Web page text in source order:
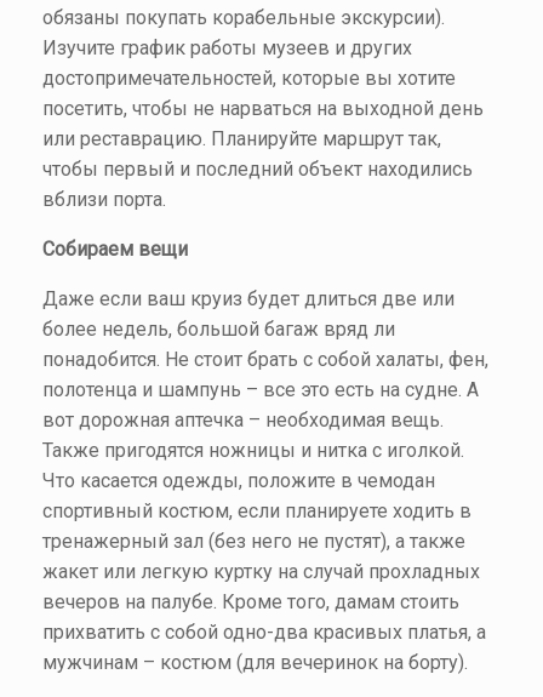
обязаны покупать корабельные экскурсии).
Изучите график работы музеев и других
достопримечательностей, которые вы хотите
посетить, чтобы не нарваться на выходной день
или реставрацию. Планируйте маршрут так,
чтобы первый и последний объект находились
вблизи порта.
Собираем вещи
Даже если ваш круиз будет длиться две или
более недель, большой багаж вряд ли
понадобится. Не стоит брать с собой халаты, фен,
полотенца и шампунь – все это есть на судне. А
вот дорожная аптечка – необходимая вещь.
Также пригодятся ножницы и нитка с иголкой.
Что касается одежды, положите в чемодан
спортивный костюм, если планируете ходить в
тренажерный зал (без него не пустят), а также
жакет или легкую куртку на случай прохладных
вечеров на палубе. Кроме того, дамам стоить
прихватить с собой одно-два красивых платья, а
мужчинам – костюм (для вечеринок на борту).